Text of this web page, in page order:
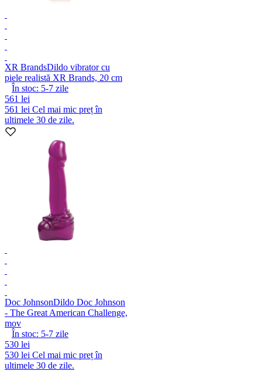
XR BrandsDildo vibrator cu
piele realistă XR Brands, 20 cm
În stoc: 5-7 zile
561 lei
561 lei Cel mai mic preț în
ultimele 30 de zile.
Doc JohnsonDildo Doc Johnson
- The Great American Challenge,
mov
În stoc: 5-7 zile
530 lei
530 lei Cel mai mic preț în
ultimele 30 de zile.